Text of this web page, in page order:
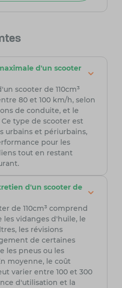
d'un scooter
scooter de 110cm³
80 et 100 km/h, selon
de conduite, et le
type de scooter est
urbains et périurbains,
pour les
tout en restant
d'un scooter de
de 110cm³ comprend
vidanges d'huile, le
les révisions
de certaines
les pneus ou les
moyenne, le coût
varier entre 100 et 300
d'utilisation et la